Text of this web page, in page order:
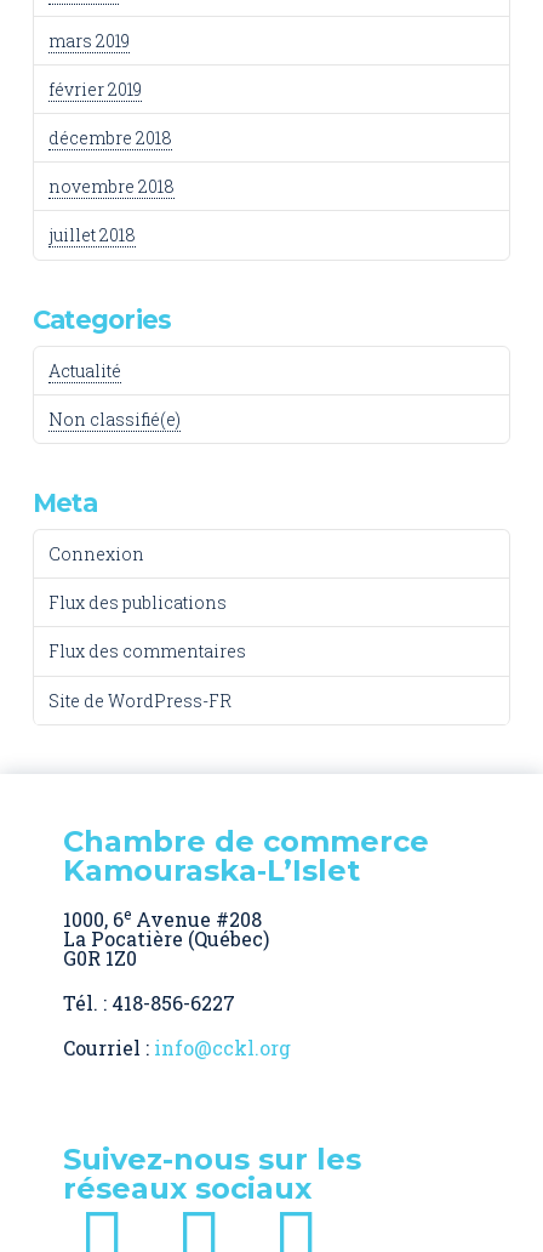
mars 2019
février 2019
décembre 2018
novembre 2018
juillet 2018
Categories
Actualité
Non classifié(e)
Meta
Connexion
Flux des publications
Flux des commentaires
Site de WordPress-FR
Chambre de commerce
Kamouraska‑L’Islet
1000, 6e Avenue #208
La Pocatière (Québec)
G0R 1Z0
Tél. : 418-856-6227
Courriel : info@cckl.org
Suivez-nous sur les
réseaux sociaux